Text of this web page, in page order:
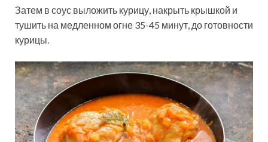
Затем в соус выложить курицу, накрыть крышкой и
тушить на медленном огне 35-45 минут, до готовности
курицы.